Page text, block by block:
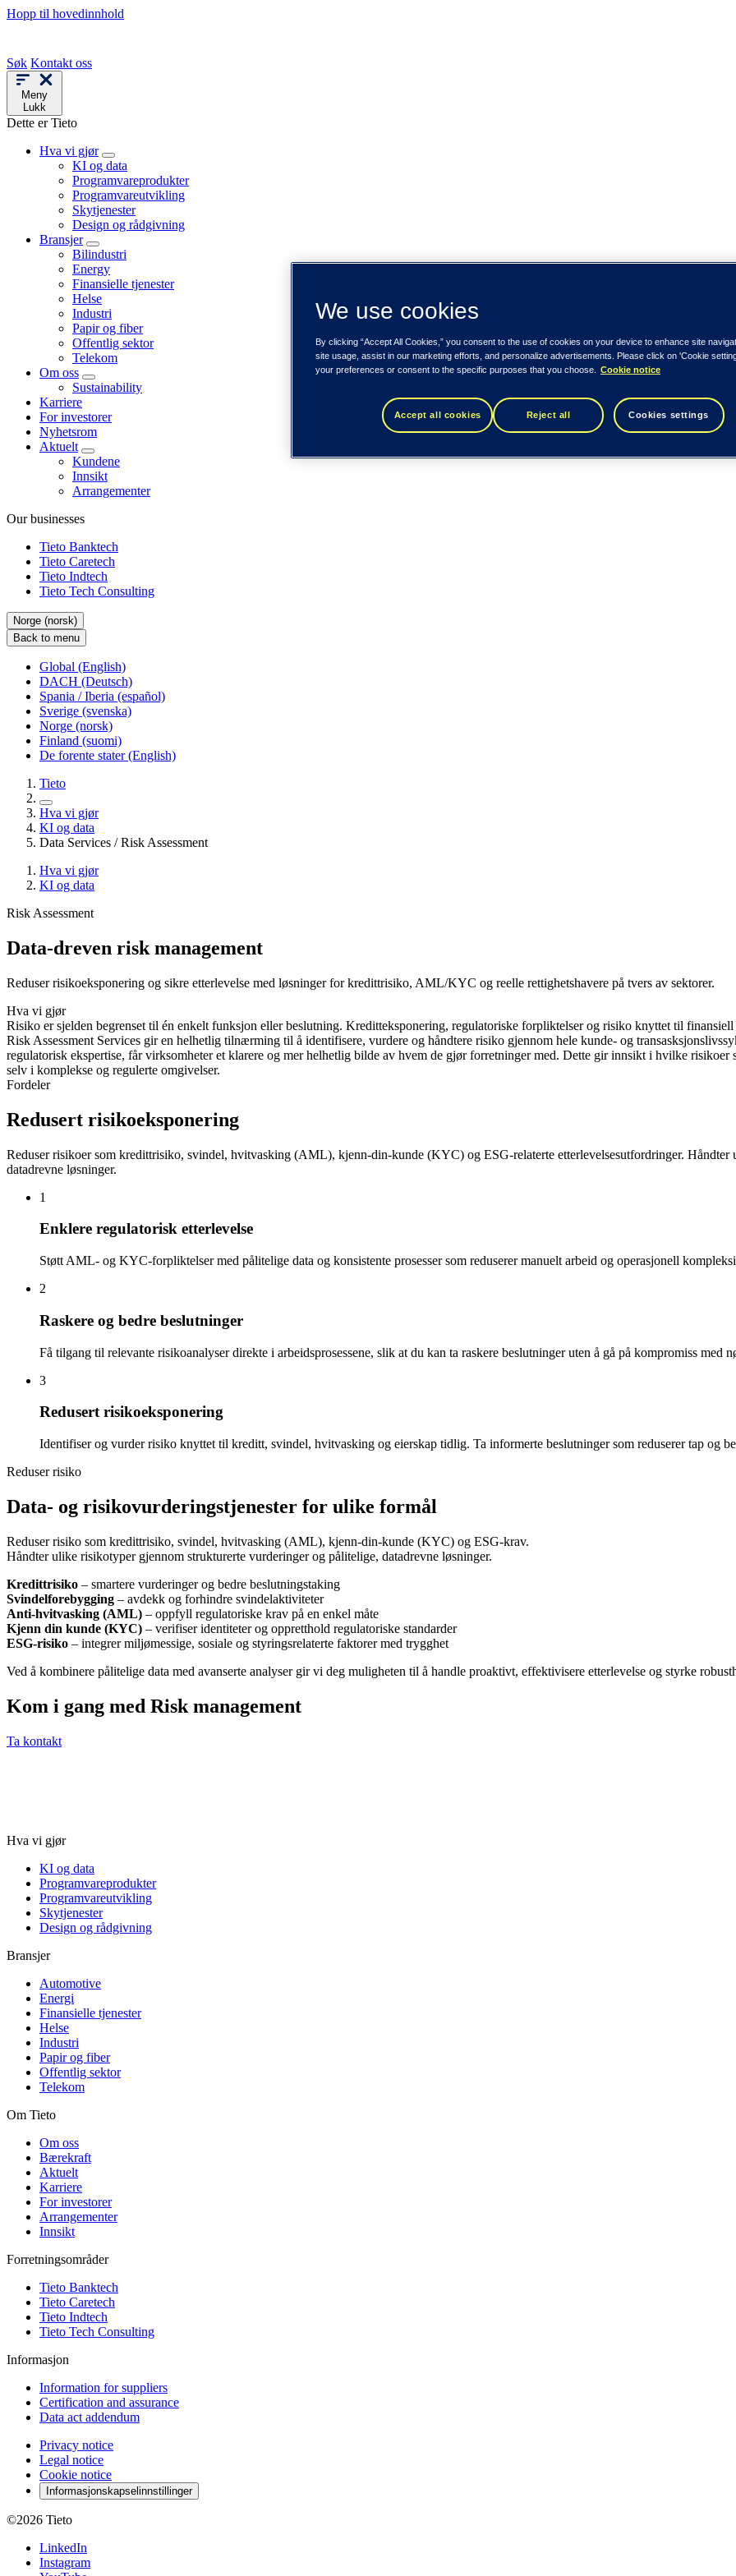
Hopp til hovedinnhold
Søk Kontakt oss
Meny
Lukk
Dette er Tieto
Hva vi gjør
KI og data
Programvareprodukter
Programvareutvikling
Skytjenester
Design og rådgivning
Bransjer
Bilindustri
Energy
Finansielle tjenester
Helse
Industri
Papir og fiber
Offentlig sektor
Telekom
Om oss
Sustainability
Karriere
For investorer
Nyhetsrom
Aktuelt
Kundene
Innsikt
Arrangementer
Our businesses
Tieto Banktech
Tieto Caretech
Tieto Indtech
Tieto Tech Consulting
Norge (norsk)
Back to menu
Global (English)
DACH (Deutsch)
Spania / Iberia (español)
Sverige (svenska)
Norge (norsk)
Finland (suomi)
De forente stater (English)
Tieto
Hva vi gjør
KI og data
Data Services / Risk Assessment
Hva vi gjør
KI og data
Risk Assessment
Data-dreven risk management
Reduser risikoeksponering og sikre etterlevelse med løsninger for kredittrisiko, AML/KYC og reelle rettighetshavere på tvers av sektorer.
Hva vi gjør
Risiko er sjelden begrenset til én enkelt funksjon eller beslutning. Kreditteksponering, regulatoriske forpliktelser og risiko knyttet til
Risk Assessment Services gir en helhetlig tilnærming til å identifisere, vurdere og håndtere risiko gjennom hele kunde- og
regulatorisk ekspertise, får virksomheter et klarere og mer helhetlig bilde av hvem de gjør forretninger med. Dette gir innsikt i hvilke
selv i komplekse og regulerte omgivelser.
Fordeler
Redusert risikoeksponering
Reduser risikoer som kredittrisiko, svindel, hvitvasking (AML), kjenn-din-kunde (KYC) og ESG-relaterte etterlevelsesutfordringer.
datadrevne løsninger.
1
Enklere regulatorisk etterlevelse
Støtt AML- og KYC-forpliktelser med pålitelige data og konsistente prosesser som reduserer manuelt arbeid og operasjonell
2
Raskere og bedre beslutninger
Få tilgang til relevante risikoanalyser direkte i arbeidsprosessene, slik at du kan ta raskere beslutninger uten å gå på kompromiss med
3
Redusert risikoeksponering
Identifiser og vurder risiko knyttet til kreditt, svindel, hvitvasking og eierskap tidlig. Ta informerte beslutninger som reduserer tap og
Reduser risiko
Data- og risikovurderingstjenester for ulike formål
Reduser risiko som kredittrisiko, svindel, hvitvasking (AML), kjenn-din-kunde (KYC) og ESG-krav.
Håndter ulike risikotyper gjennom strukturerte vurderinger og pålitelige, datadrevne løsninger.
Kredittrisiko – smartere vurderinger og bedre beslutningstaking
Svindelforebygging – avdekk og forhindre svindelaktiviteter
Anti-hvitvasking (AML) – oppfyll regulatoriske krav på en enkel måte
Kjenn din kunde (KYC) – verifiser identiteter og oppretthold regulatoriske standarder
ESG-risiko – integrer miljømessige, sosiale og styringsrelaterte faktorer med trygghet
Ved å kombinere pålitelige data med avanserte analyser gir vi deg muligheten til å handle proaktivt, effektivisere etterlevelse og styrke
Kom i gang med Risk management
Ta kontakt
Hva vi gjør
KI og data
Programvareprodukter
Programvareutvikling
Skytjenester
Design og rådgivning
Bransjer
Automotive
Energi
Finansielle tjenester
Helse
Industri
Papir og fiber
Offentlig sektor
Telekom
Om Tieto
Om oss
Bærekraft
Aktuelt
Karriere
For investorer
Arrangementer
Innsikt
Forretningsområder
Tieto Banktech
Tieto Caretech
Tieto Indtech
Tieto Tech Consulting
Informasjon
Information for suppliers
Certification and assurance
Data act addendum
Privacy notice
Legal notice
Cookie notice
Informasjonskapselinnstillinger
©2026 Tieto
LinkedIn
Instagram
We use cookies
By clicking “Accept All Cookies,” you consent to the use of cookies on your device to enhance site
site usage, assist in our marketing efforts, and personalize advertisements. Please click on 'Cookie
your preferences or consent to the specific purposes that you choose.
Cookie notice
Accept all cookies Reject all Cookies settings